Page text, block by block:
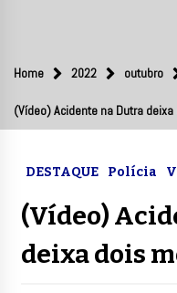
Home 2022 outubro
(Vídeo) Acidente na Dutra
DESTAQUE Polícia
(Vídeo)
deixa dois